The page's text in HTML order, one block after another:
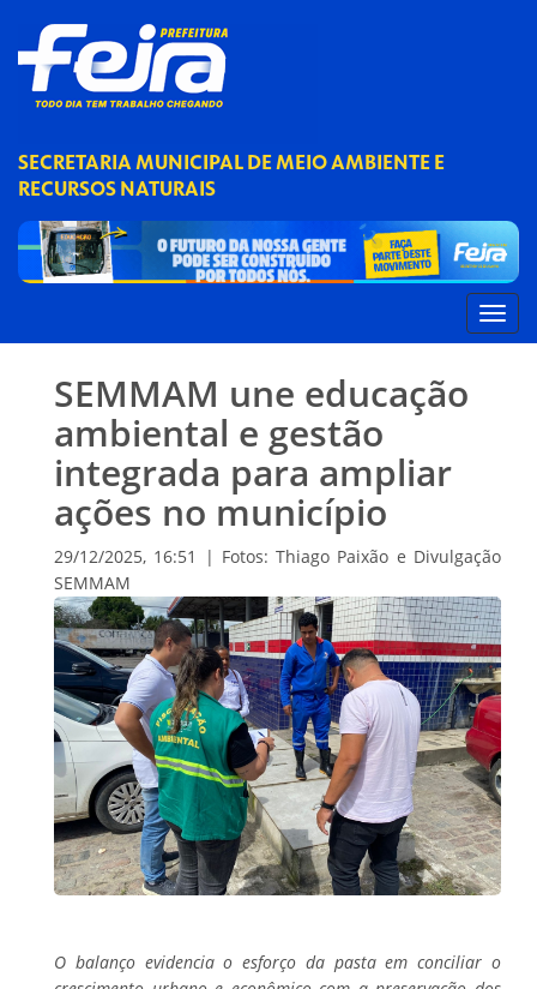
SECRETARIA MUNICIPAL DE MEIO AMBIENTE E
RECURSOS NATURAIS
SEMMAM une educação
ambiental e gestão
integrada para ampliar
ações no município
29/12/2025, 16:51 | Fotos: Thiago Paixão e Divulgação
SEMMAM
O balanço evidencia o esforço da pasta em conciliar o